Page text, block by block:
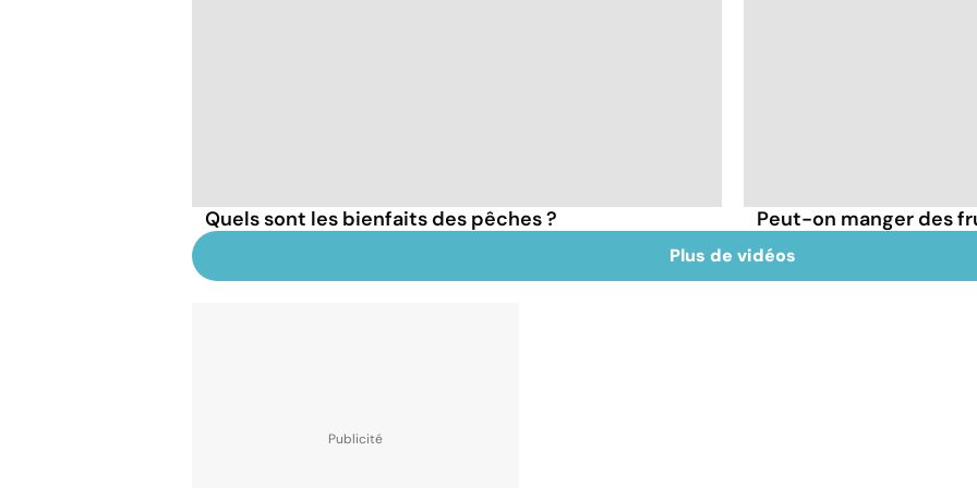
Quels sont les bienfaits des pêches ? Peut-on manger des
Plus de vidéos